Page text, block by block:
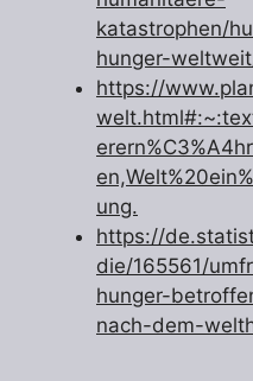
katastrophen/
hunger-
https://
ung.
https://
die/165561/
hunger-
nach-dem-